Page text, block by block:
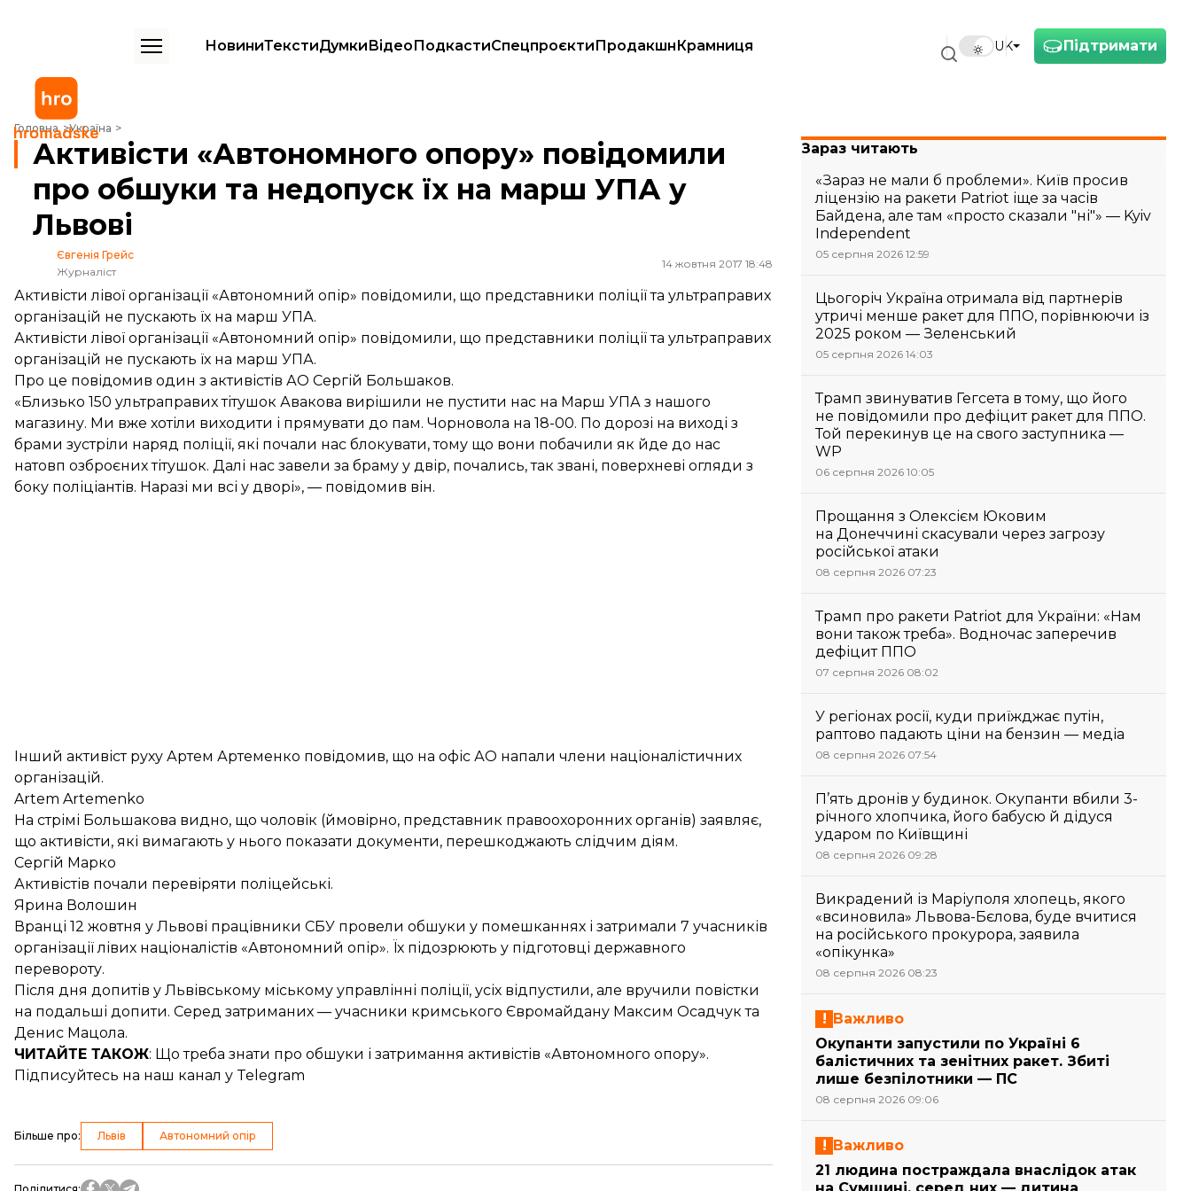
Підтримати
UK
НовиниТекстиДумкиВідеоПодкастиСпецпроєктиПродакшнКрамниця
Головна Україна
Активісти «Автономного опору» повідомили про обшуки та недопуск їх на марш УПА у Львові
Активісти «Автономного опору» повідомили
про обшуки та недопуск їх на марш УПА у
Львові
Євгенія Грейс
Журналіст
14 жовтня 2017 18:48
Активісти лівої організації «Автономний опір» повідомили, що представники поліції та ультраправих
організацій не пускають їх на марш УПА.
Активісти лівої організації «Автономний опір» повідомили, що представники поліції та ультраправих
організацій не пускають їх на марш УПА.
Про це повідомив один з активістів АО Сергій Большаков.
«Близько 150 ультраправих тітушок Авакова вирішили не пустити нас на Марш УПА з нашого
магазину. Ми вже хотіли виходити і прямувати до пам. Чорновола на 18-00. По дорозі на виході з
брами зустріли наряд поліції, які почали нас блокувати, тому що вони побачили як йде до нас
натовп озброєних тітушок. Далі нас завели за браму у двір, почались, так звані, поверхневі огляди з
боку поліціантів. Наразі ми всі у дворі», — повідомив він.
Інший активіст руху Артем Артеменко повідомив, що на офіс АО напали члени націоналістичних
організацій.
Artem Artemenko
На стрімі Большакова видно, що чоловік (ймовірно, представник правоохоронних органів) заявляє,
що активісти, які вимагають у нього показати документи, перешкоджають слідчим діям.
Сергій Марко
Активістів почали перевіряти поліцейські.
Ярина Волошин
Вранці 12 жовтня у Львові працівники СБУ провели обшуки у помешканнях і затримали 7 учасників
організації лівих націоналістів «Автономний опір». Їх підозрюють у підготовці державного
перевороту.
Після дня допитів у Львівському міському управлінні поліції, усіх відпустили, але вручили повістки
на подальші допити. Серед затриманих — учасники кримського Євромайдану Максим Осадчук та
Денис Мацола.
ЧИТАЙТЕ ТАКОЖ: Що треба знати про обшуки і затримання активістів «Автономного опору».
Підписуйтесь на наш канал у Telegram
Більше про: Львів Автономний опір
Зараз читають
«Зараз не мали б проблеми». Київ просив
ліцензію на ракети Patriot іще за часів
Байдена, але там «просто сказали "ні"» — Kyiv
Independent
05 серпня 2026 12:59
Цьогоріч Україна отримала від партнерів
утричі менше ракет для ППО, порівнюючи із
2025 роком — Зеленський
05 серпня 2026 14:03
Трамп звинуватив Гегсета в тому, що його
не повідомили про дефіцит ракет для ППО.
Той перекинув це на свого заступника —
WP
06 серпня 2026 10:05
Прощання з Олексієм Юковим
на Донеччині скасували через загрозу
російської атаки
08 серпня 2026 07:23
Трамп про ракети Patriot для України: «Нам
вони також треба». Водночас заперечив
дефіцит ППО
07 серпня 2026 08:02
У регіонах росії, куди приїжджає путін,
раптово падають ціни на бензин — медіа
08 серпня 2026 07:54
П’ять дронів у будинок. Окупанти вбили 3-
річного хлопчика, його бабусю й дідуся
ударом по Київщині
08 серпня 2026 09:28
Викрадений із Маріуполя хлопець, якого
«всиновила» Львова-Бєлова, буде вчитися
на російського прокурора, заявила
«опікунка»
08 серпня 2026 08:23
Важливо
Окупанти запустили по Україні 6
балістичних та зенітних ракет. Збиті
лише безпілотники — ПС
08 серпня 2026 09:06
Важливо
21 людина постраждала внаслідок атак